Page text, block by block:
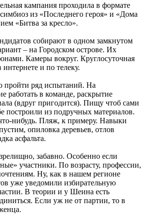
кампания проходила в формате
из «Последнего героя» и «Дома
«Битва за кресло».
собирают в одном замкнутом
– на Городском острове. Их
Камеры вокруг. Круглосуточная
и по телеку.
пройти ряд испытаний. На
работать в команде, раскрытие
(вдруг пригодится). Пищу чтоб сами
построили из подручных материалов.
нибудь. Пляж, к примеру. Навыки
опиловка деревьев, отлов
асфальта.
забавно. Особенно если
участники. По возрасту, профессии,
Ну, как в нашем регионе
уже уведомили избирательную
В теории и у Шеина есть
Если уж не от партии, то в